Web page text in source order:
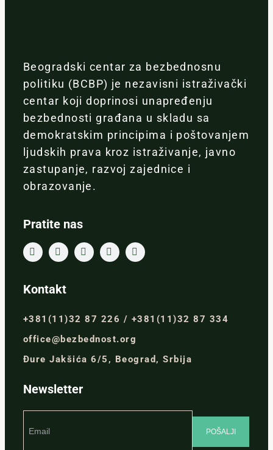
Beogradski centar za bezbednosnu
politiku (BCBP) je nezavisni istraživački
centar koji doprinosi unapređenju
bezbednosti građana u skladu sa
demokratskim principima i poštovanjem
ljudskih prava kroz istraživanje, javno
zastupanje, razvoj zajednice i
obrazovanje.
Pratite nas
Kontakt
+381(11)32 87 226 / +381(11)32 87 334
office@bezbednost.org
Đure Jakšića 6/5, Beograd, Srbija
Newsletter